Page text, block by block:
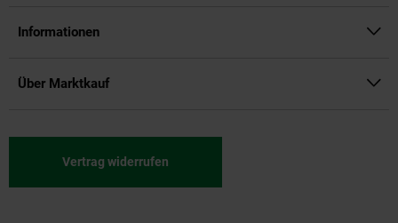
Informationen
Über Marktkauf
Vertrag widerrufen